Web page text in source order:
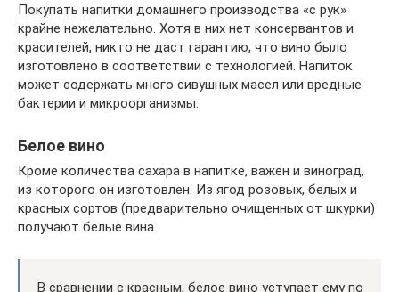
Покупать напитки домашнего производства «с рук»
крайне нежелательно. Хотя в них нет консервантов и
красителей, никто не даст гарантию, что вино было
изготовлено в соответствии с технологией. Напиток
может содержать много сивушных масел или вредные
бактерии и микроорганизмы.
Белое вино
Кроме количества сахара в напитке, важен и виноград,
из которого он изготовлен. Из ягод розовых, белых и
красных сортов (предварительно очищенных от шкурки)
получают белые вина.
В сравнении с красным, белое вино уступает ему по